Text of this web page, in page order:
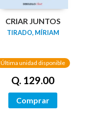
CRIAR JUNTOS
TIRADO, MÍRIAM
Última unidad disponible
Q. 129.00
Comprar